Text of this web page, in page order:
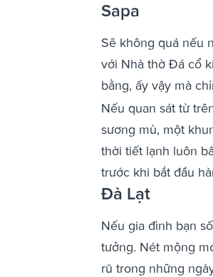
Sapa
Sẽ không quá nếu
với Nhà thờ Đá cổ
bằng, ấy vậy mà
Nếu quan sát từ
sương mù, một
thời tiết lạnh luôn
trước khi bắt đầu
Đà Lạt
Nếu gia đình bạn
tưởng. Nét mộng
rũ trong những